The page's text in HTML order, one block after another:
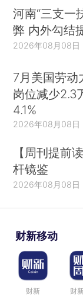
河南“三支一
弊 内外勾结
2026年08月08日
7月美国劳动
岗位减少2.3
4.1%
2026年08月08日
【周刊提前
杆镜鉴
2026年08月08日
财新移动
财新 财